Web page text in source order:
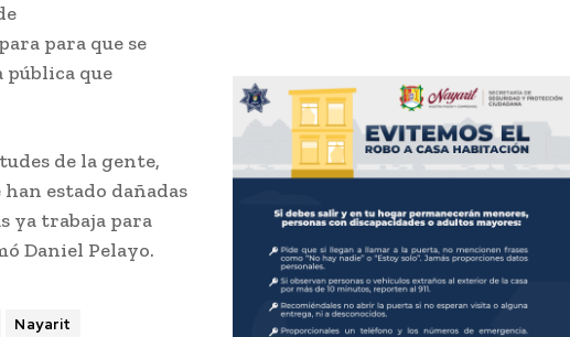
para que se
pública que
de la gente,
estado dañadas
ya trabaja para
Daniel Pelayo.
Nayarit